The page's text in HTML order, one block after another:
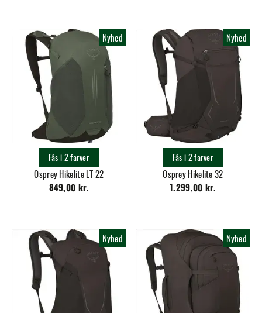
Nyhed
Osprey Hikelite LT 22
849,00 kr.
Fås i 2 farver
Nyhed
Osprey Hikelite 32
1.299,00 kr.
Fås i 2 farver
Nyhed Nyhed